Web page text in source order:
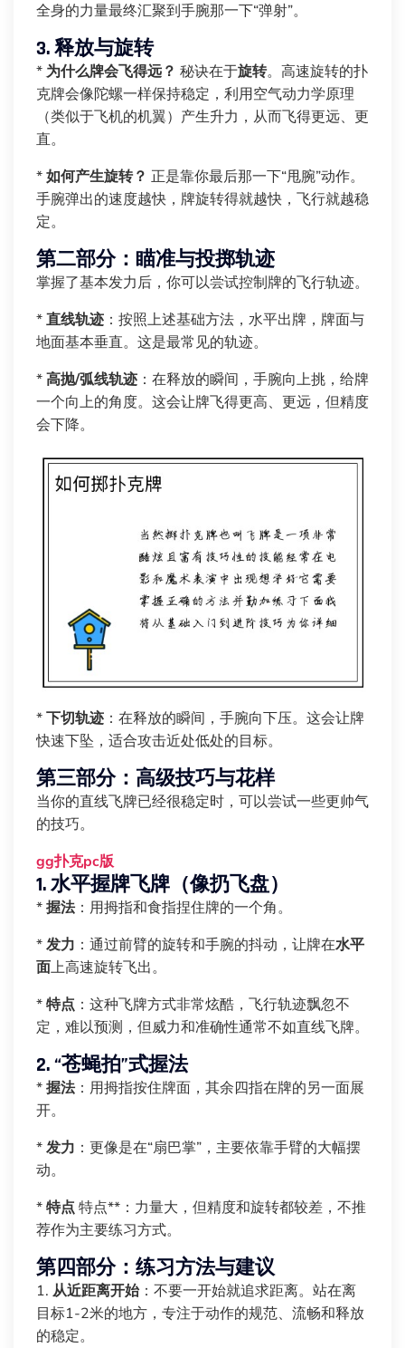
全身的力量最终汇聚到手腕那一下“弹射”。
3. 释放与旋转
*为什么牌会飞得远？ 秘诀在于旋转。高速旋转的扑
克牌会像陀螺一样保持稳定，利用空气动力学原理
（类似于飞机的机翼）产生升力，从而飞得更远、更
直。
*如何产生旋转？ 正是靠你最后那一下“甩腕”动作。
手腕弹出的速度越快，牌旋转得就越快，飞行就越稳
定。
第二部分：瞄准与投掷轨迹
掌握了基本发力后，你可以尝试控制牌的飞行轨迹。
*直线轨迹 ：按照上述基础方法，水平出牌，牌面与
地面基本垂直。这是最常见的轨迹。
*高抛/弧线轨迹 ：在释放的瞬间，手腕向上挑，给牌
一个向上的角度。这会让牌飞得更高、更远，但精度
会下降。
*下切轨迹 ：在释放的瞬间，手腕向下压。这会让牌
快速下坠，适合攻击近处低处的目标。
第三部分：高级技巧与花样
当你的直线飞牌已经很稳定时，可以尝试一些更帅气
的技巧。
gg扑克pc版
1. 水平握牌飞牌（像扔飞盘）
*握法：用拇指和食指捏住牌的一个角。
*发力 ：通过前臂的旋转和手腕的抖动，让牌在水平
面上高速旋转飞出。
*特点 ：这种飞牌方式非常炫酷，飞行轨迹飘忽不
定，难以预测，但威力和准确性通常不如直线飞牌。
2. “苍蝇拍”式握法
*握法：用拇指按住牌面，其余四指在牌的另一面展
开。
*发力 ：更像是在“扇巴掌”，主要依靠手臂的大幅摆
动。
*特点特点**：力量大，但精度和旋转都较差，不推
荐作为主要练习方式。
第四部分：练习方法与建议
1. 从近距离开始：不要一开始就追求距离。站在离
目标1-2米的地方，专注于动作的规范、流畅和释放
的稳定。